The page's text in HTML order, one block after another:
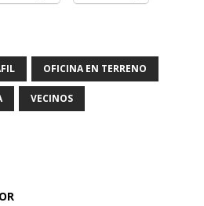
OFICINA EN TERRENO
VECINOS